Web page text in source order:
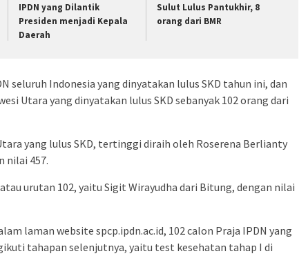
IPDN yang Dilantik
Presiden menjadi Kepala
Daerah
Sulut Lulus Pantukhir, 8
orang dari BMR
seluruh Indonesia yang dinyatakan lulus SKD tahun ini, dan
Utara yang dinyatakan lulus SKD sebanyak 102 orang dari
yang lulus SKD, tertinggi diraih oleh Roserena Berlianty
nilai 457.
urutan 102, yaitu Sigit Wirayudha dari Bitung, dengan nilai
laman website spcp.ipdn.ac.id, 102 calon Praja IPDN yang
tahapan selenjutnya, yaitu test kesehatan tahap I di